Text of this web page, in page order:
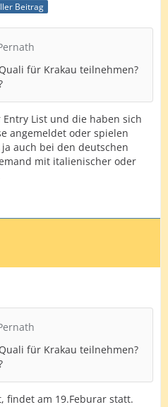
Beitrag
für Krakau teilnehmen?
List und die haben sich
angemeldet oder spielen
auch bei den deutschen
mit italienischer oder
für Krakau teilnehmen?
findet am 19.Feburar statt.